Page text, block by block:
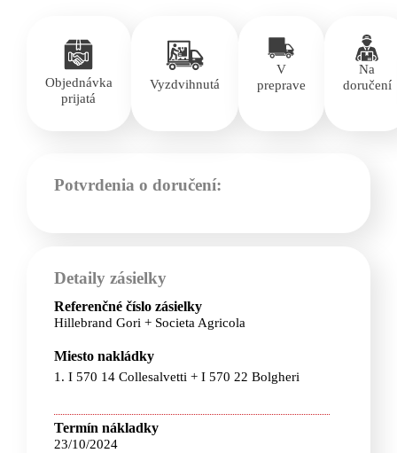
Objednávka
prijatá
Vyzdvihnutá
V
preprave
Na
doručení
Potvrdenia o doručení:
Detaily zásielky
Referenčné číslo zásielky
Hillebrand Gori + Societa Agricola
Miesto nakládky
1. I 570 14 Collesalvetti + I 570 22 Bolgheri
Termín nákladky
23/10/2024